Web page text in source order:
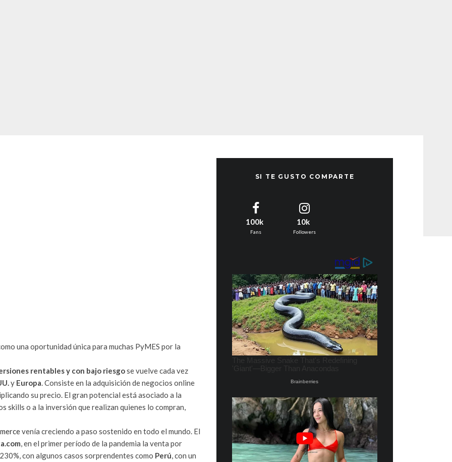
una oportunidad única para muchas PyMES por la
rentables y con bajo riesgose vuelve cada vez
y Europa. Consiste en la adquisición de negocios online
su precio. El gran potencial está asociado a la
skills o a la inversión que realizan quienes lo compran,
venía creciendo a paso sostenido en todo el mundo. El
, en el primer período de la pandemia la venta por
con algunos casos sorprendentes como Perú, con un
SI TE GUSTO COMPARTE
100k
Fans
10k
Followers